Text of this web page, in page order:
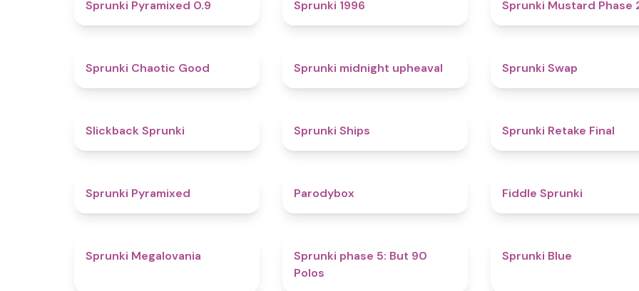
Sprunki Pyramixed 0.9 Sprunki 1996 Sprunki Mustard Phase
Sprunki Chaotic Good 4.9
Sprunki midnight upheaval Sprunki Swap
Slickback Sprunki Sprunki Ships Sprunki Retake Final
Sprunki Pyramixed Parodybox Fiddle Sprunki
Sprunki Megalovania
Sprunki phase 5: But 90
Polos
Sprunki Blue